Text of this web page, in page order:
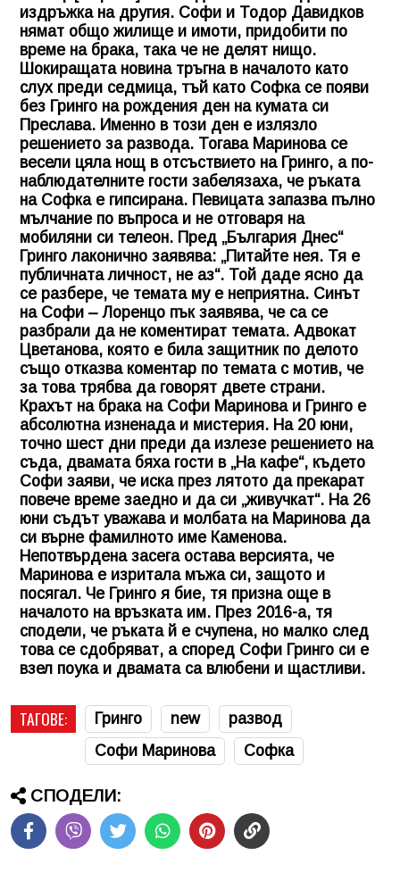
издръжка на другия. Софи и Тодор Давидков
нямат общо жилище и имоти, придобити по
време на брака, така че не делят нищо.
Шокиращата новина тръгна в началото като
слух преди седмица, тъй като Софка се появи
без Гринго на рождения ден на кумата си
Преслава. Именно в този ден е излязло
решението за развода. Тогава Маринова се
весели цяла нощ в отсъствието на Гринго, а по-
наблюдателните гости забелязаха, че ръката
на Софка е гипсирана. Певицата запазва пълно
мълчание по въпроса и не отговаря на
мобиляни си телеон. Пред „България Днес“
Гринго лаконично заявява: „Питайте нея. Тя е
публичната личност, не аз“. Той даде ясно да
се разбере, че темата му е неприятна. Синът
на Софи – Лоренцо пък заявява, че са се
разбрали да не коментират темата. Адвокат
Цветанова, която е била защитник по делото
също отказва коментар по темата с мотив, че
за това трябва да говорят двете страни.
Крахът на брака на Софи Маринова и Гринго е
абсолютна изненада и мистерия. На 20 юни,
точно шест дни преди да излезе решението на
съда, двамата бяха гости в „На кафе“, където
Софи заяви, че иска през лятото да прекарат
повече време заедно и да си „живучкат“. На 26
юни съдът уважава и молбата на Маринова да
си върне фамилното име Каменова.
Непотвърдена засега остава версията, че
Маринова е изритала мъжа си, защото и
посягал. Че Гринго я бие, тя призна още в
началото на връзката им. През 2016-а, тя
сподели, че ръката й е счупена, но малко след
това се сдобряват, а според Софи Гринго си е
взел поука и двамата са влюбени и щастливи.
ТАГОВЕ: Гринго new
развод
Софи Маринова
Софка
СПОДЕЛИ: